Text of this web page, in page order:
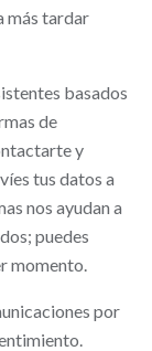
más tardar
basados
de
y
tus datos a
nos ayudan a
puedes
momento.
por